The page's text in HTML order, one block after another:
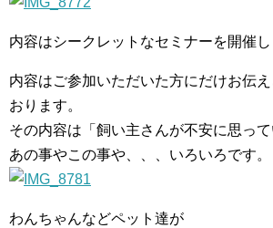
内容はシークレットなセミナーを開催し
内容はご参加いただいた方にだけお伝
おります。
その内容は「飼い主さんが不安に思って
あの事やこの事や、、、いろいろです。
わんちゃんなどペット達が